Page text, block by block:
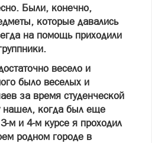
Были, конечно,
которые давались
на помощь приходили
весело и
было веселых и
за время студенческой
нашел, когда был еще
м и 4-м курсе я проходил
родном городе в